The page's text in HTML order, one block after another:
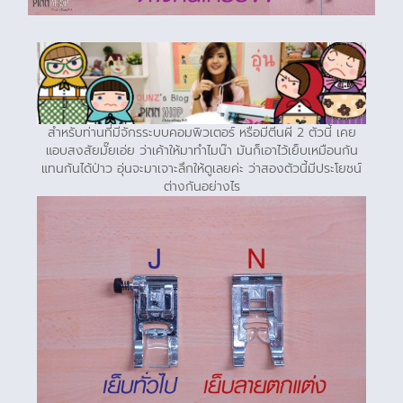
สำหรับท่านที่มีจักรระบบคอมพิวเตอร์ หรือมีตีนผี 2 ตัวนี้ เคย
แอบสงสัยมั๊ยเอ่ย ว่าเค้าให้มาทำไมน๊า มันก็เอาไว้เย็บเหมือนกัน
แทนกันได้ป่าว อุ่นจะมาเจาะลึกให้ดูเลยค่ะ ว่าสองตัวนี้มีประโยชน์
ต่างกันอย่างไร